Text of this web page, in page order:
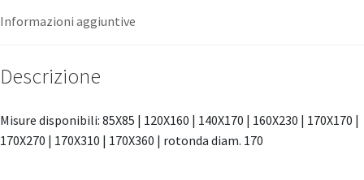
Informazioni aggiuntive
Descrizione
Misure disponibili: 85X85 | 120X160 | 140X170 | 160X230 | 170X170 |
170X270 | 170X310 | 170X360 | rotonda diam. 170